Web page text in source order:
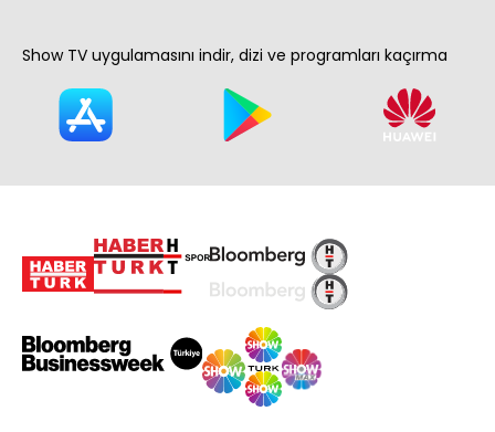
Show TV uygulamasını indir, dizi ve programları kaçırma